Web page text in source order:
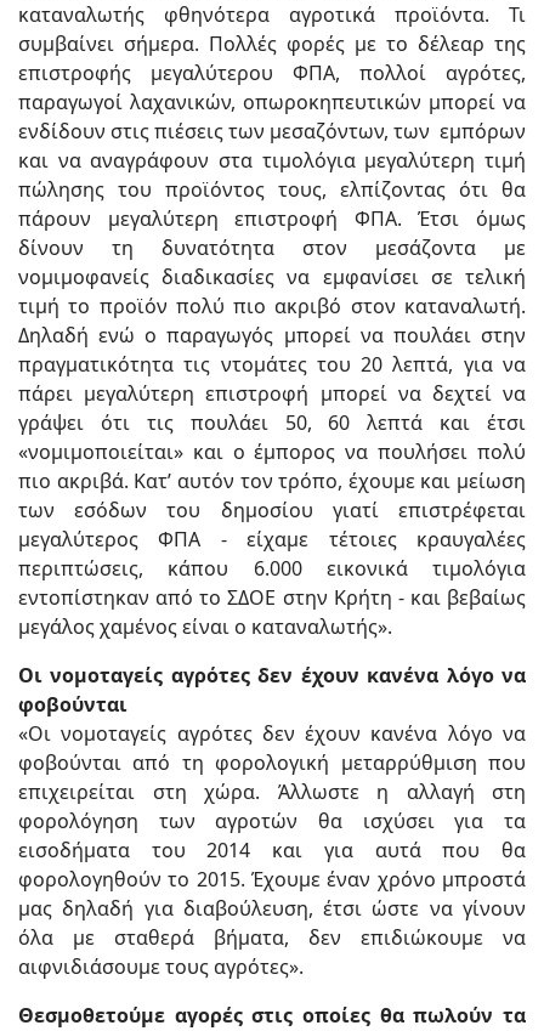
καταναλωτής φθηνότερα αγροτικά προϊόντα. Τι
συμβαίνει σήμερα. Πολλές φορές με το δέλεαρ της
επιστροφής μεγαλύτερου ΦΠΑ, πολλοί αγρότες,
παραγωγοί λαχανικών, οπωροκηπευτικών μπορεί να
ενδίδουν στις πιέσεις των μεσαζόντων, των εμπόρων
και να αναγράφουν στα τιμολόγια μεγαλύτερη τιμή
πώλησης του προϊόντος τους, ελπίζοντας ότι θα
πάρουν μεγαλύτερη επιστροφή ΦΠΑ. Έτσι όμως
δίνουν τη δυνατότητα στον μεσάζοντα με
νομιμοφανείς διαδικασίες να εμφανίσει σε τελική
τιμή το προϊόν πολύ πιο ακριβό στον καταναλωτή.
Δηλαδή ενώ ο παραγωγός μπορεί να πουλάει στην
πραγματικότητα τις ντομάτες του 20 λεπτά, για να
πάρει μεγαλύτερη επιστροφή μπορεί να δεχτεί να
γράψει ότι τις πουλάει 50, 60 λεπτά και έτσι
«νομιμοποιείται» και ο έμπορος να πουλήσει πολύ
πιο ακριβά. Κατ’ αυτόν τον τρόπο, έχουμε και μείωση
των εσόδων του δημοσίου γιατί επιστρέφεται
μεγαλύτερος ΦΠΑ - είχαμε τέτοιες κραυγαλέες
περιπτώσεις, κάπου 6.000 εικονικά τιμολόγια
εντοπίστηκαν από το ΣΔΟΕ στην Κρήτη - και βεβαίως
μεγάλος χαμένος είναι ο καταναλωτής».
Οι νομοταγείς αγρότες δεν έχουν κανένα λόγο να
φοβούνται
«Οι νομοταγείς αγρότες δεν έχουν κανένα λόγο να
φοβούνται από τη φορολογική μεταρρύθμιση που
επιχειρείται στη χώρα. Άλλωστε η αλλαγή στη
φορολόγηση των αγροτών θα ισχύσει για τα
εισοδήματα του 2014 και για αυτά που θα
φορολογηθούν το 2015. Έχουμε έναν χρόνο μπροστά
μας δηλαδή για διαβούλευση, έτσι ώστε να γίνουν
όλα με σταθερά βήματα, δεν επιδιώκουμε να
αιφνιδιάσουμε τους αγρότες».
Θεσμοθετούμε αγορές στις οποίες θα πωλούν τα